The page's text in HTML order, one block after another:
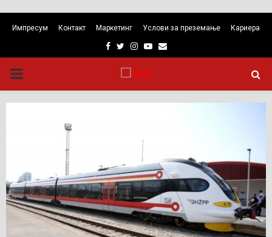
Импресум Контакт Маркетинг Услови за преземање Кариера
Facebook
TwitterInstagram
Youtube
Email
PRIMARY
MENU